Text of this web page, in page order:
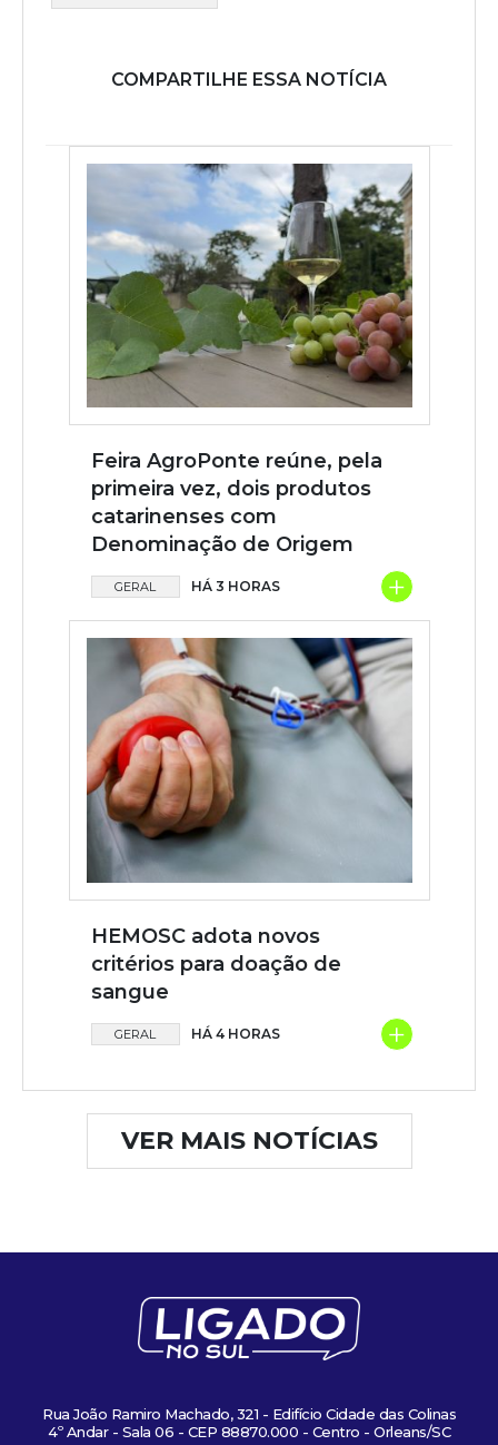
COMPARTILHE ESSA NOTÍCIA
Feira AgroPonte reúne, pela
primeira vez, dois produtos
catarinenses com
Denominação de Origem
GERAL HÁ 3 HORAS +
HEMOSC adota novos
critérios para doação de
sangue
GERAL HÁ 4 HORAS +
VER MAIS NOTÍCIAS
Rua João Ramiro Machado, 321 - Edifício Cidade das Colinas
4º Andar - Sala 06 - CEP 88870.000 - Centro - Orleans/SC